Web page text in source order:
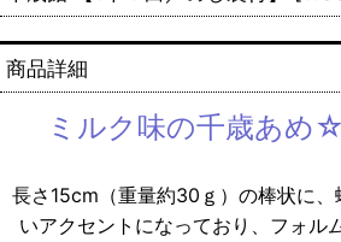
商品詳細
ミルク味の千歳あめ
長さ15cm（重量約30ｇ）の棒状に、
いアクセントになっており、フォル